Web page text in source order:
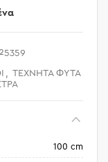
, ΤΕΧΝΗΤΑ ΦΥΤΑ
100 cm